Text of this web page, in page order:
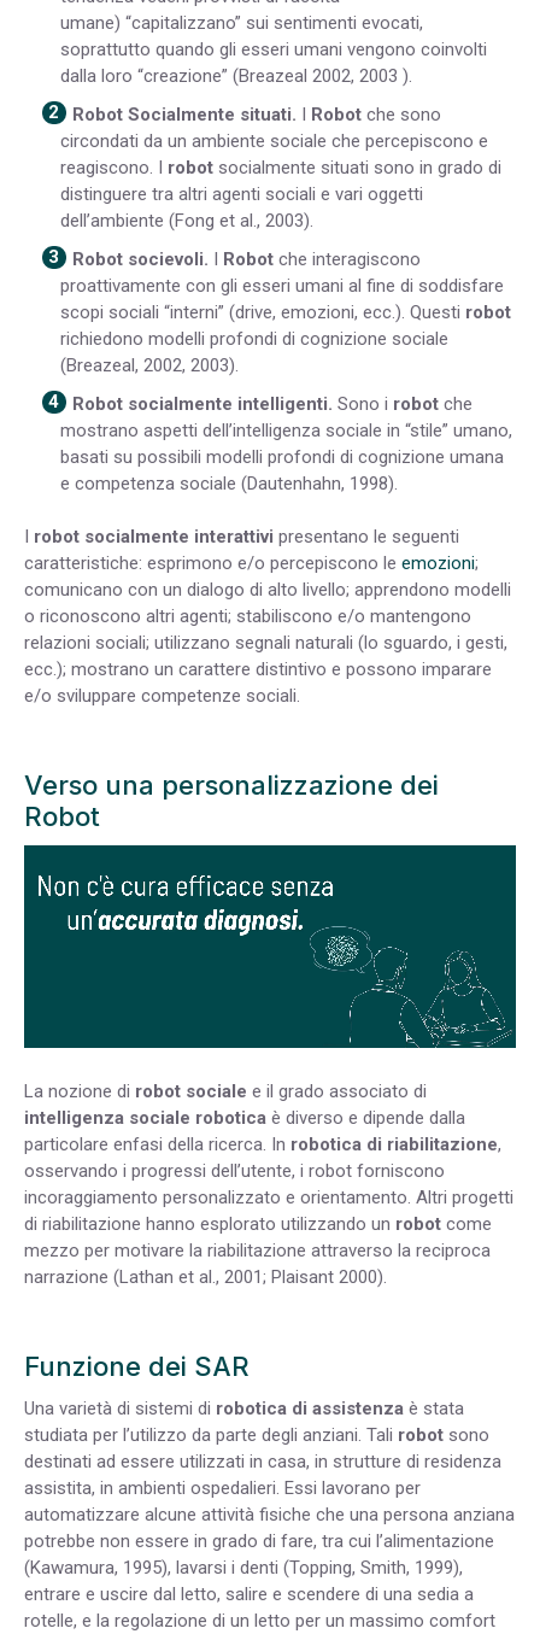
umane) “capitalizzano” sui sentimenti evocati,
soprattutto quando gli esseri umani vengono coinvolti
dalla loro “creazione” (Breazeal 2002, 2003 ).
Robot Socialmente situati. I Robotche sono
circondati da un ambiente sociale che percepiscono e
reagiscono. I robot socialmente situati sono in grado di
distinguere tra altri agenti sociali e vari oggetti
dell’ambiente (Fong et al., 2003).
Robot socievoli. I Robotche interagiscono
proattivamente con gli esseri umani al fine di soddisfare
scopi sociali “interni” (drive, emozioni, ecc.). Questi robot
richiedono modelli profondi di cognizione sociale
(Breazeal, 2002, 2003).
Robot socialmente intelligenti. Sono i robotche
mostrano aspetti dell’intelligenza sociale in “stile” umano,
basati su possibili modelli profondi di cognizione umana
e competenza sociale (Dautenhahn, 1998).
I robot socialmente interattivi presentano le seguenti
caratteristiche: esprimono e/o percepiscono le emozioni;
comunicano con un dialogo di alto livello; apprendono modelli
o riconoscono altri agenti; stabiliscono e/o mantengono
relazioni sociali; utilizzano segnali naturali (lo sguardo, i gesti,
ecc.); mostrano un carattere distintivo e possono imparare
e/o sviluppare competenze sociali.
Verso una personalizzazione dei
Robot
La nozione di robot sociale e il grado associato di
intelligenza sociale robotica è diverso e dipende dalla
particolare enfasi della ricerca. In robotica di riabilitazione,
osservando i progressi dell’utente, i robot forniscono
incoraggiamento personalizzato e orientamento. Altri progetti
di riabilitazione hanno esplorato utilizzando un robot come
mezzo per motivare la riabilitazione attraverso la reciproca
narrazione (Lathan et al., 2001; Plaisant 2000).
Funzione dei SAR
Una varietà di sistemi di robotica di assistenza è stata
studiata per l’utilizzo da parte degli anziani. Tali robot sono
destinati ad essere utilizzati in casa, in strutture di residenza
assistita, in ambienti ospedalieri. Essi lavorano per
automatizzare alcune attività fisiche che una persona anziana
potrebbe non essere in grado di fare, tra cui l’alimentazione
(Kawamura, 1995), lavarsi i denti (Topping, Smith, 1999),
entrare e uscire dal letto, salire e scendere di una sedia a
rotelle, e la regolazione di un letto per un massimo comfort